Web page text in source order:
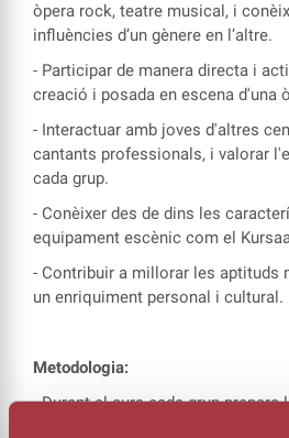
òpera rock, teatre musical, i
influències d’un gènere en l’altre.
- Participar de manera directa i
creació i posada en escena d'una
- Interactuar amb joves d'altres
cantants professionals, i valorar
cada grup.
- Conèixer des de dins les
equipament escènic com el
- Contribuir a millorar les aptituds
un enriquiment personal i cultural.
Metodologia:
- Durant el curs cada grup prepara
moviments escènics per separat,